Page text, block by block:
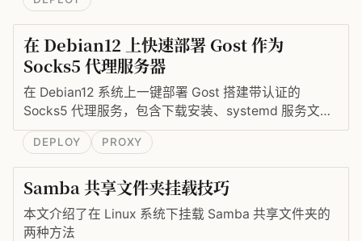
在 Debian12 上快速部署 Gost 作为
Socks5 代理服务器
在 Debian12 系统上一键部署 Gost 搭建带认证的
Socks5 代理服务，包含下载安装、systemd 服务文件
编写与开机自启。
DEPLOY PROXY
Samba 共享文件夹挂载技巧
本文介绍了在 Linux 系统下挂载 Samba 共享文件夹的
两种方法